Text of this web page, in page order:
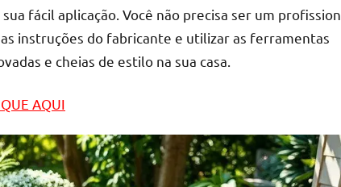
fácil aplicação. Você não precisa ser um
instruções do fabricante e utilizar as ferramentas
e cheias de estilo na sua casa.
AQUI